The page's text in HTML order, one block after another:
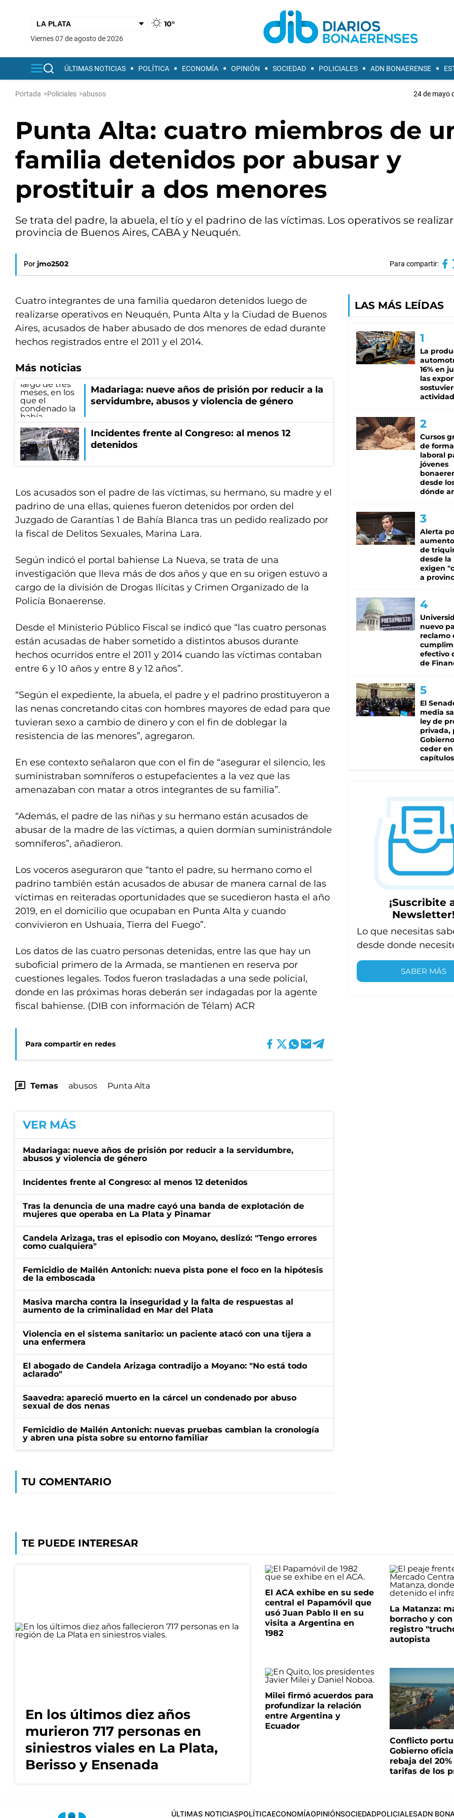
10°
viernes 07 de agosto de 2026
ÚLTIMAS NOTICIAS POLÍTICA ECONOMÍA OPINIÓN SOCIEDAD POLICIALES ADN BONAERENSE
Portada >Policiales >abusos 24 de mayo
Punta Alta: cuatro miembros de
familia detenidos por abusar y
prostituir a dos menores
Se trata del padre, la abuela, el tío y el padrino de las víctimas. Los operativos se
provincia de Buenos Aires, CABA y Neuquén.
Por jmo2502 Para compartir:
Cuatro integrantes de una familia quedaron detenidos luego de
realizarse operativos en Neuquén, Punta Alta y la Ciudad de Buenos
Aires, acusados de haber abusado de dos menores de edad durante
hechos registrados entre el 2011 y el 2014.
Más noticias
Madariaga: nueve años de prisión por reducir a la
servidumbre, abusos y violencia de género
Incidentes frente al Congreso: al menos 12
detenidos
Los acusados son el padre de las víctimas, su hermano, su madre y el
padrino de una ellas, quienes fueron detenidos por orden del
Juzgado de Garantías 1 de Bahía Blanca tras un pedido realizado por
la fiscal de Delitos Sexuales, Marina Lara.
Según indicó el portal bahiense La Nueva, se trata de una
investigación que lleva más de dos años y que en su origen estuvo a
cargo de la división de Drogas Ilícitas y Crimen Organizado de la
Policía Bonaerense.
Desde el Ministerio Público Fiscal se indicó que “las cuatro personas
están acusadas de haber sometido a distintos abusos durante
hechos ocurridos entre el 2011 y 2014 cuando las víctimas contaban
entre 6 y 10 años y entre 8 y 12 años”.
“Según el expediente, la abuela, el padre y el padrino prostituyeron a
las nenas concretando citas con hombres mayores de edad para que
tuvieran sexo a cambio de dinero y con el fin de doblegar la
resistencia de las menores”, agregaron.
En ese contexto señalaron que con el fin de “asegurar el silencio, les
suministraban somníferos o estupefacientes a la vez que las
amenazaban con matar a otros integrantes de su familia”.
“Además, el padre de las niñas y su hermano están acusados de
abusar de la madre de las víctimas, a quien dormían suministrándole
somníferos”, añadieron.
Los voceros aseguraron que “tanto el padre, su hermano como el
padrino también están acusados de abusar de manera carnal de las
víctimas en reiteradas oportunidades que se sucedieron hasta el año
2019, en el domicilio que ocupaban en Punta Alta y cuando
convivieron en Ushuaia, Tierra del Fuego”.
Los datos de las cuatro personas detenidas, entre las que hay un
suboficial primero de la Armada, se mantienen en reserva por
cuestiones legales. Todos fueron trasladadas a una sede policial,
donde en las próximas horas deberán ser indagadas por la agente
fiscal bahiense. (DIB con información de Télam) ACR
Para compartir en redes
Temas abusos Punta Alta
VER MÁS
Madariaga: nueve años de prisión por reducir a la servidumbre,
abusos y violencia de género
Incidentes frente al Congreso: al menos 12 detenidos
Tras la denuncia de una madre cayó una banda de explotación de
mujeres que operaba en La Plata y Pinamar
Candela Arizaga, tras el episodio con Moyano, deslizó: "Tengo errores
como cualquiera"
Femicidio de Mailén Antonich: nueva pista pone el foco en la hipótesis
de la emboscada
Masiva marcha contra la inseguridad y la falta de respuestas al
aumento de la criminalidad en Mar del Plata
Violencia en el sistema sanitario: un paciente atacó con una tijera a
una enfermera
El abogado de Candela Arizaga contradijo a Moyano: "No está todo
aclarado"
Saavedra: apareció muerto en la cárcel un condenado por abuso
sexual de dos nenas
Femicidio de Mailén Antonich: nuevas pruebas cambian la cronología
y abren una pista sobre su entorno familiar
TU COMENTARIO
LAS MÁS LEÍDAS
La
16% en
las
actividad
Cursos
de
laboral
jóvenes
desde
dónde
Alerta
de
desde la
exigen
a
nuevo
reclamo
efectivo
de
El
media
ley de
privada,
ceder
capítulos
¡Suscribite
Newsletter!
Lo que necesitas
desde donde
SABER MÁS
TE PUEDE INTERESAR
En los últimos diez años
murieron 717 personas en
siniestros viales en La Plata,
Berisso y Ensenada
El ACA exhibe en su sede
central el Papamóvil que
usó Juan Pablo II en su
visita a Argentina en
1982
La Matanza:
borracho y
registro
autopista
Milei firmó acuerdos para
profundizar la relación
entre Argentina y
Ecuador
Conflicto
Gobierno
rebaja del
tarifas de los
ÚLTIMAS NOTICIASPOLÍTICAECONOMÍAOPINIÓNSOCIEDADPOLICIALESADN